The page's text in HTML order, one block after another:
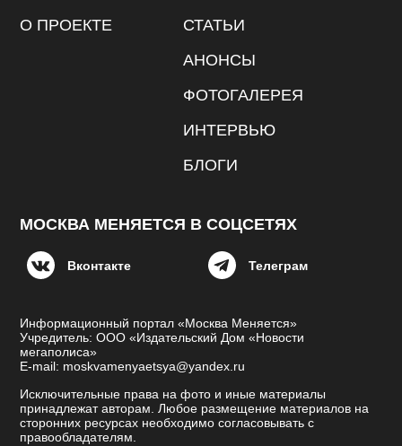
О ПРОЕКТЕ
СТАТЬИ
АНОНСЫ
ФОТОГАЛЕРЕЯ
ИНТЕРВЬЮ
БЛОГИ
МОСКВА МЕНЯЕТСЯ В СОЦСЕТЯХ
Вконтакте Телеграм
Информационный портал «Москва Меняется»
Учредитель: ООО «Издательский Дом «Новости
мегаполиса»
E-mail: moskvamenyaetsya@yandex.ru
Исключительные права на фото и иные материалы
принадлежат авторам. Любое размещение материалов на
сторонних ресурсах необходимо согласовывать с
правообладателям.